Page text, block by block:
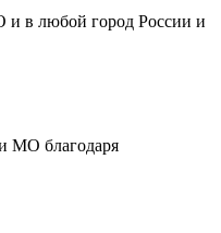
и в любой город России и
МО благодаря